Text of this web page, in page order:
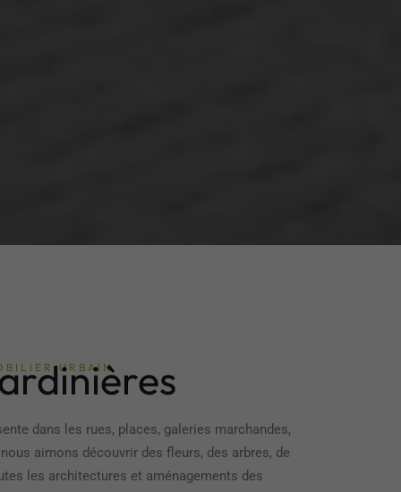
URBAIN
dans les rues, places, galeries marchandes,
aimons découvrir des fleurs, des arbres, de
les architectures et aménagements des